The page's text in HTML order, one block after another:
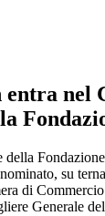
entra nel
su
di
Generale